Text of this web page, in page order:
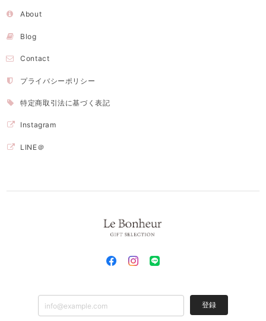
About
Blog
Contact
プライバシーポリシー
特定商取引法に基づく表記
Instagram
LINE＠
登録